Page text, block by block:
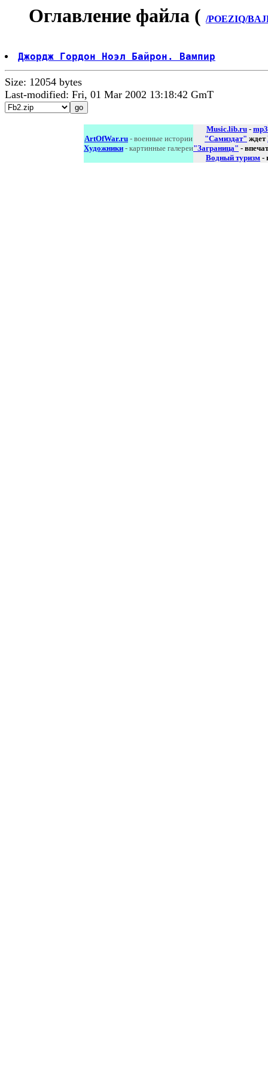
Оглавление файла ( /POEZIQ/
Джордж Гордон Ноэл Байрон. Вампир
Size: 12054 bytes
Last-modified: Fri, 01 Mar 2002 13:18:42 GmT
ArtOfWar.ru - военные истории
Художники - картинные галереи
Music.lib.ru - mp3
"Самиздат" ждет
"Заграница" -
Водный туризм -